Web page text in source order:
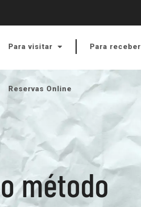
Para visitar Para receber
Reservas Online
método